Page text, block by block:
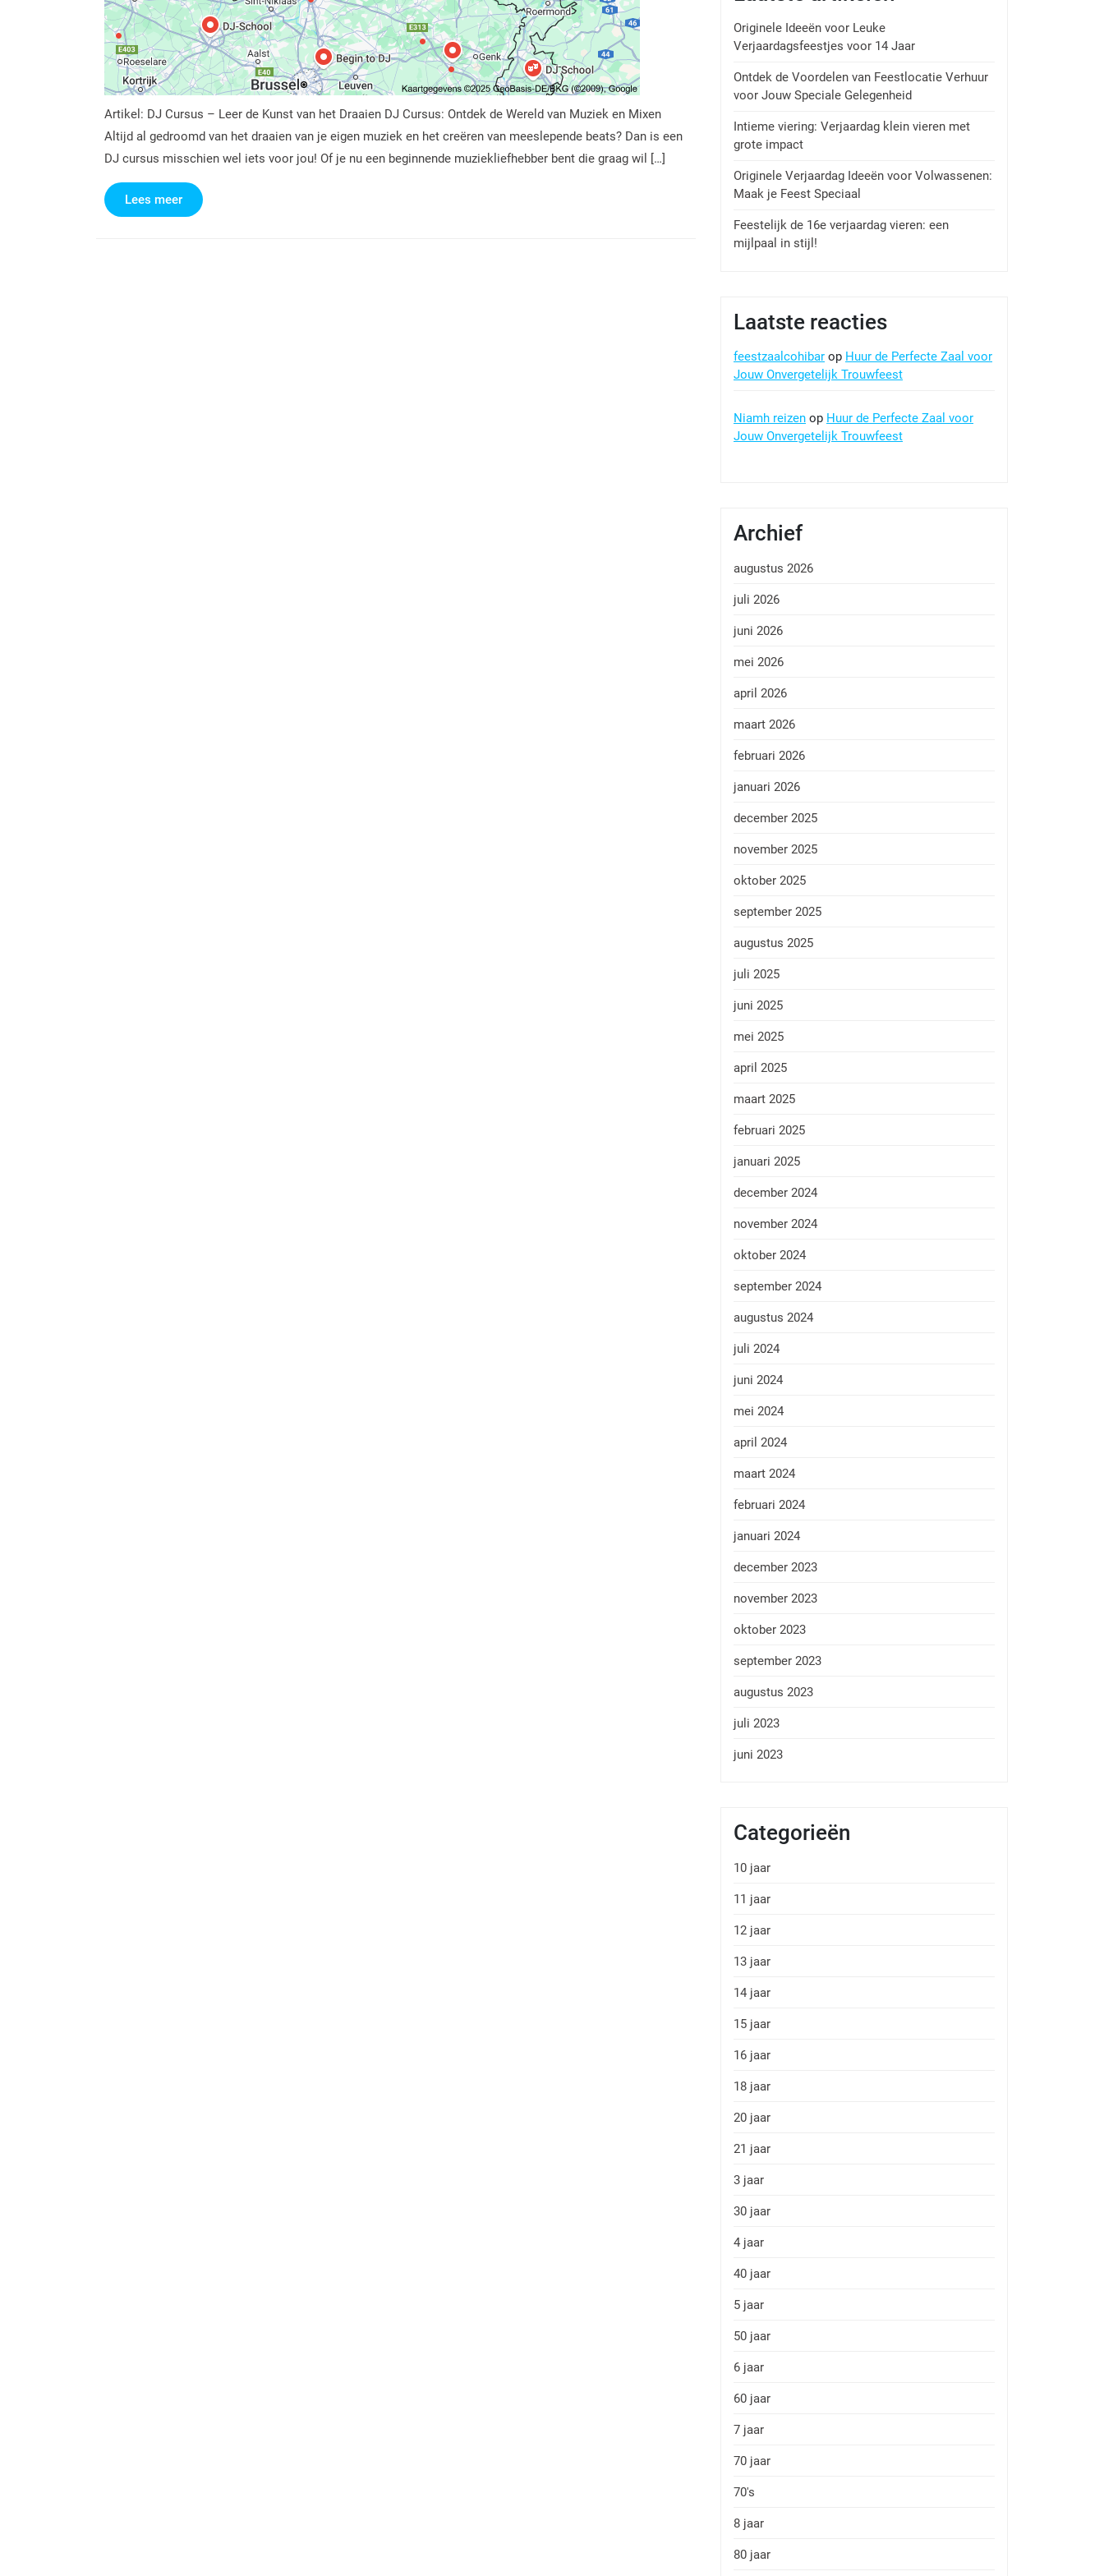
Artikel: DJ Cursus – Leer de Kunst van het Draaien DJ Cursus: Ontdek de Wereld van Muziek en Mixen
Altijd al gedroomd van het draaien van je eigen muziek en het creëren van meeslepende beats? Dan is een
DJ cursus misschien wel iets voor jou! Of je nu een beginnende muziekliefhebber bent die graag wil […]
Lees meerLees
meer
Originele Ideeën voor Leuke
Verjaardagsfeestjes voor 14 Jaar
Ontdek de Voordelen van Feestlocatie Verhuur
voor Jouw Speciale Gelegenheid
Intieme viering: Verjaardag klein vieren met
grote impact
Originele Verjaardag Ideeën voor Volwassenen:
Maak je Feest Speciaal
Feestelijk de 16e verjaardag vieren: een
mijlpaal in stijl!
Laatste reacties
feestzaalcohibar op Huur de Perfecte Zaal voor
Jouw Onvergetelijk Trouwfeest
Niamh reizen op Huur de Perfecte Zaal voor
Jouw Onvergetelijk Trouwfeest
Archief
augustus 2026
juli 2026
juni 2026
mei 2026
april 2026
maart 2026
februari 2026
januari 2026
december 2025
november 2025
oktober 2025
september 2025
augustus 2025
juli 2025
juni 2025
mei 2025
april 2025
maart 2025
februari 2025
januari 2025
december 2024
november 2024
oktober 2024
september 2024
augustus 2024
juli 2024
juni 2024
mei 2024
april 2024
maart 2024
februari 2024
januari 2024
december 2023
november 2023
oktober 2023
september 2023
augustus 2023
juli 2023
juni 2023
Categorieën
10 jaar
11 jaar
12 jaar
13 jaar
14 jaar
15 jaar
16 jaar
18 jaar
20 jaar
21 jaar
3 jaar
30 jaar
4 jaar
40 jaar
5 jaar
50 jaar
6 jaar
60 jaar
7 jaar
70 jaar
70's
8 jaar
80 jaar